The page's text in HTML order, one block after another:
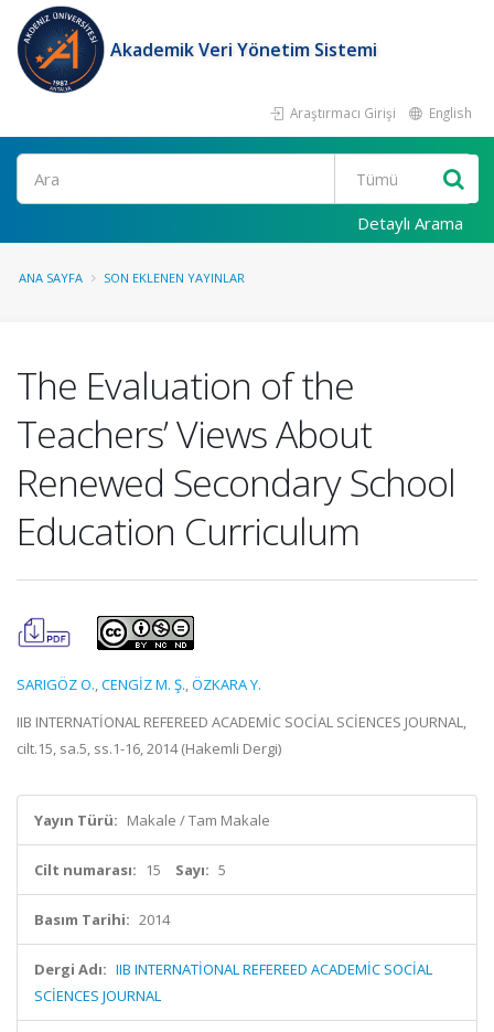
Akademik Veri Yönetim Sistemi
Araştırmacı Girişi English
Ara
Detaylı Arama
ANA SAYFA SON EKLENEN YAYINLAR
The Evaluation of the
Teachers’ Views About
Renewed Secondary School
Education Curriculum
SARIGÖZ O.,CENGİZ M. Ş.,ÖZKARA Y.
IIB INTERNATİONAL REFEREED ACADEMİC SOCİAL SCİENCES JOURNAL,
cilt.15, sa.5, ss.1-16, 2014 (Hakemli Dergi)
Yayın Türü: Makale / Tam Makale
Cilt numarası: 15 Sayı: 5
Basım Tarihi: 2014
Dergi Adı: IIB INTERNATİONAL REFEREED ACADEMİC SOCİAL
SCİENCES JOURNAL